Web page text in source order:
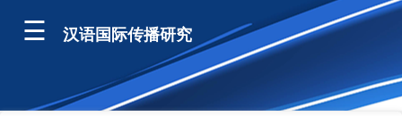
汉语国际传播研究